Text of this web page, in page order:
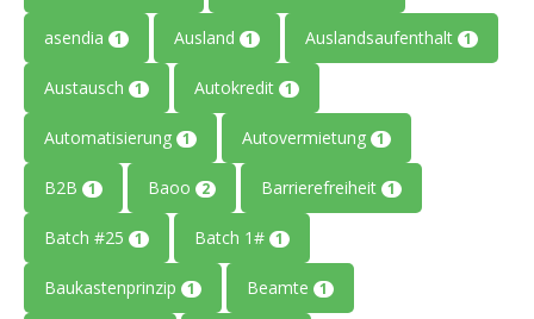
asendia 1 Ausland 1 Auslandsaufenthalt 1
Austausch 1 Autokredit 1
Automatisierung 1 Autovermietung 1
B2B 1 Baoo 2 Barrierefreiheit 1
Batch #25 1 Batch 1# 1
Baukastenprinzip 1 Beamte 1